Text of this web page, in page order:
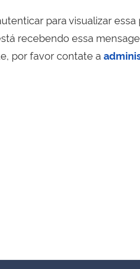
para visualizar essa
recebendo essa
por favor contate a